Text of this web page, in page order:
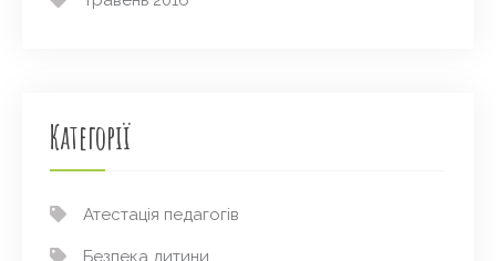
Категорії
Атестація педагогів
Безпека дитини